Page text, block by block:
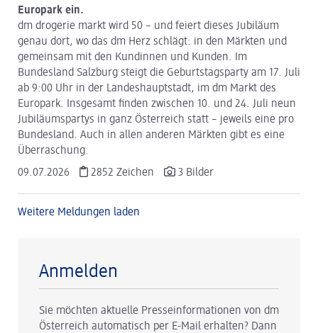
Europark ein.
dm drogerie markt wird 50 – und feiert dieses Jubiläum
genau dort, wo das dm Herz schlägt: in den Märkten und
gemeinsam mit den Kundinnen und Kunden. Im
Bundesland Salzburg steigt die Geburtstagsparty am 17. Juli
ab 9:00 Uhr in der Landeshauptstadt, im dm Markt des
Europark. Insgesamt finden zwischen 10. und 24. Juli neun
Jubiläumspartys in ganz Österreich statt – jeweils eine pro
Bundesland. Auch in allen anderen Märkten gibt es eine
Überraschung.
09.07.2026
2852 Zeichen 3 Bilder
Weitere Meldungen laden
Anmelden
Sie möchten aktuelle Presseinformationen von dm
Österreich automatisch per E-Mail erhalten? Dann